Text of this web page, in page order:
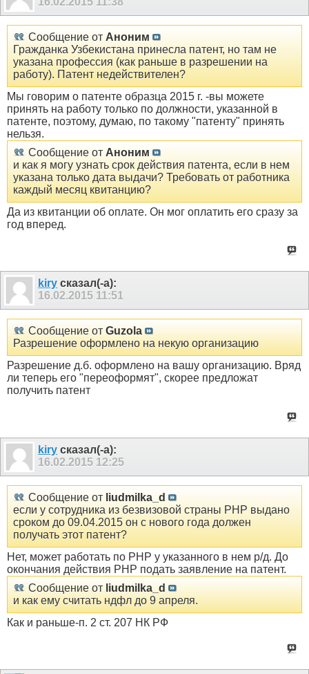
Сообщение от Аноним
Гражданка Узбекистана принесла патент, но там не
указана профессия (как раньше в разрешении на
работу). Патент недействителен?
Мы говорим о патенте образца 2015 г. -вы можете
принять на работу только по должности, указанной в
патенте, поэтому, думаю, по такому "патенту" принять
нельзя.
Сообщение от Аноним
и как я могу узнать срок действия патента, если в нем
указана только дата выдачи? Требовать от работника
каждый месяц квитанцию?
Да из квитанции об оплате. Он мог оплатить его сразу за
год вперед.
kiry сказал(-а):
16.02.2015 11:51
Сообщение от Guzola
Разрешение оформлено на некую организацию
Разрешение д.б. оформлено на вашу организацию. Вряд
ли теперь его "переоформят", скорее предложат
получить патент
kiry сказал(-а):
16.02.2015 12:25
Сообщение от liudmilka_d
если у сотрудника из безвизовой страны РНР выдано
сроком до 09.04.2015 он с нового года должен
получать этот патент?
Нет, может работать по РНР у указанного в нем р/д. До
окончания действия РНР подать заявление на патент.
Сообщение от liudmilka_d
и как ему считать ндфл до 9 апреля.
Как и раньше-п. 2 ст. 207 НК РФ